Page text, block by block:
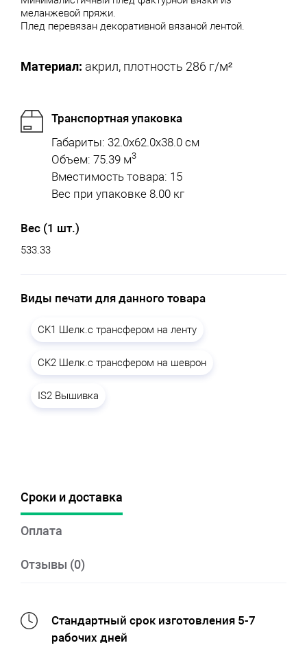
меланжевой пряжи.
Плед перевязан декоративной вязаной лентой.
Материал: акрил, плотность 286 г/м²
Транспортная упаковка
Габариты: 32.0x62.0x38.0 см
Объем: 75.39 м3
Вместимость товара: 15
Вес при упаковке 8.00 кг
Вес (1 шт.)
533.33
Виды печати для данного товара
CK1 Шелк.с трансфером на ленту
CK2 Шелк.с трансфером на шеврон
IS2 Вышивка
Сроки и доставка
Оплата
Отзывы (0)
Стандартный срок изготовления 5-7
рабочих дней